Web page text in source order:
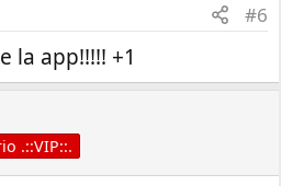
#6
la app!!!!! +1
.::VIP::.